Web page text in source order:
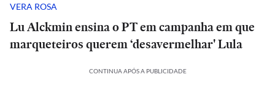
VERA ROSA
Lu Alckmin ensina o PT em campanha em que
marqueteiros querem ‘desavermelhar' Lula
CONTINUA APÓS A PUBLICIDADE